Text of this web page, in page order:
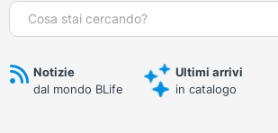
Cerca:
Notizie
dal mondo BLife
Ultimi arrivi
in catalogo